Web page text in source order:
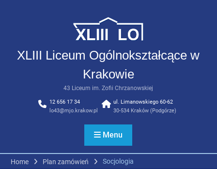
XLIII Liceum Ogólnokształcące w
Krakowie
43 Liceum im. Zofii Chrzanowskiej
12 656 17 34
lo43@mjo.krakow.pl
ul. Limanowskiego 60-62
30-534 Kraków (Podgórze)
Menu
Home Plan zamówień Socjologia